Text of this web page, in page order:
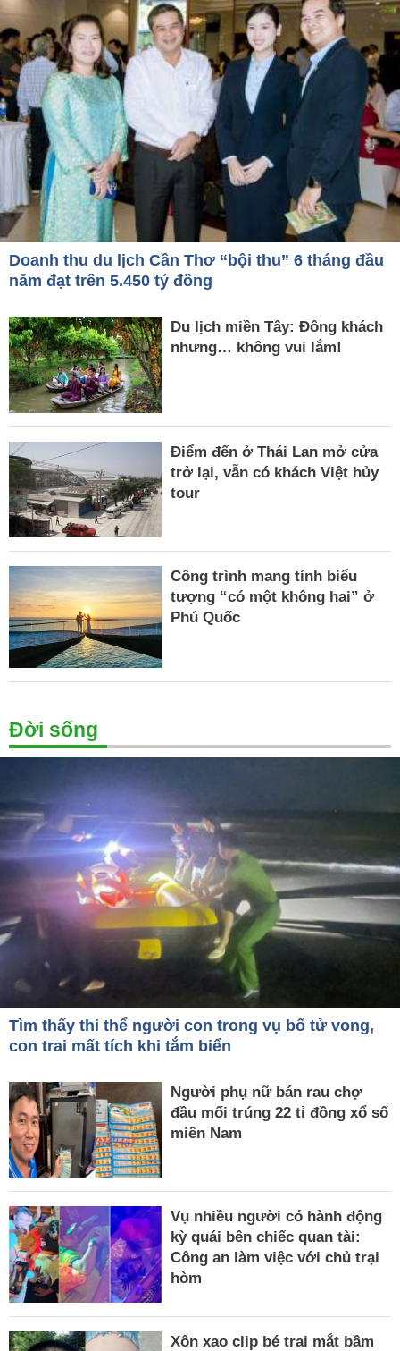
Doanh thu du lịch Cần Thơ “bội thu” 6 tháng đầu
năm đạt trên 5.450 tỷ đồng
Du lịch miền Tây: Đông khách
nhưng… không vui lắm!
Điểm đến ở Thái Lan mở cửa
trở lại, vẫn có khách Việt hủy
tour
Công trình mang tính biểu
tượng “có một không hai” ở
Phú Quốc
Đời sống
Tìm thấy thi thể người con trong vụ bố tử vong,
con trai mất tích khi tắm biển
Người phụ nữ bán rau chợ
đầu mối trúng 22 tỉ đồng xổ số
miền Nam
Vụ nhiều người có hành động
kỳ quái bên chiếc quan tài:
Công an làm việc với chủ trại
hòm
Xôn xao clip bé trai mắt bầm